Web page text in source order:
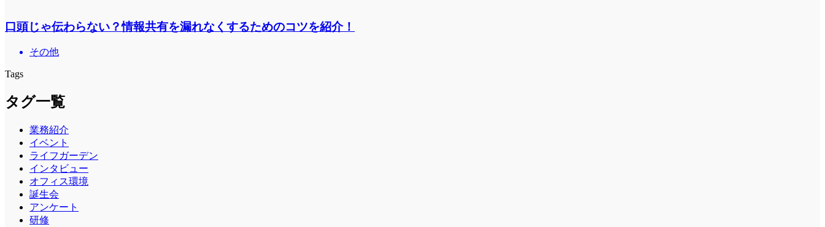
口頭じゃ伝わらない？情報共有を漏れなくするためのコツを紹介！
その他
Tags
タグ一覧
業務紹介
イベント
ライフガーデン
インタビュー
オフィス環境
誕生会
アンケート
研修